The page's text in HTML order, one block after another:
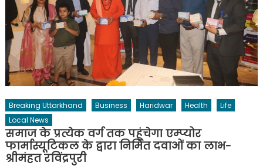
Breaking Uttarkhand Business Haridwar Health
Life
Local News
समाज के प्रत्येक वर्ग तक पहुंचेगा एम्प्योर
फार्मास्यूटिकल के द्वारा निर्मित दवाओं का लाभ-
श्रीमंहत रविंद्रपुरी